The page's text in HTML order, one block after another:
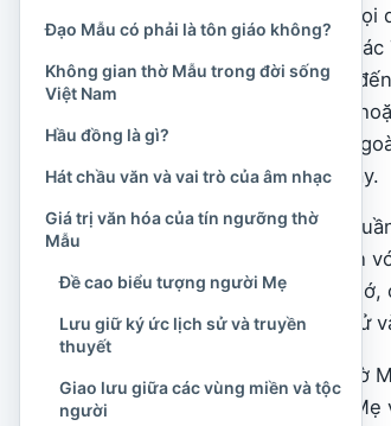
Đạo Mẫu là một cách
thống tín ngưỡng thờ
phủ. Nhiều người biết
những hình thức bên
thần của tín ngưỡng này.
Thờ Mẫu không đơn
cách bày tỏ sự tôn kính
được cộng đồng ghi nhớ,
dân trong trí nhớ lịch sử
Câu hỏi “tín ngưỡng thờ
tôn thờ nữ thần, thần
Đạo Mẫu có phải là tôn giáo không?
Không gian thờ Mẫu trong đời sống
Việt Nam
Hầu đồng là gì?
Hát chầu văn và vai trò của âm nhạc
Giá trị văn hóa của tín ngưỡng thờ
Mẫu
Đề cao biểu tượng người Mẹ
Lưu giữ ký ức lịch sử và truyền
thuyết
Giao lưu giữa các vùng miền và tộc
người